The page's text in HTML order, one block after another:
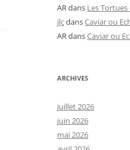
ARdans Les
jlcdansCaviar ou
ARdansCaviar ou
ARCHIVES
juillet 2026
juin 2026
mai 2026